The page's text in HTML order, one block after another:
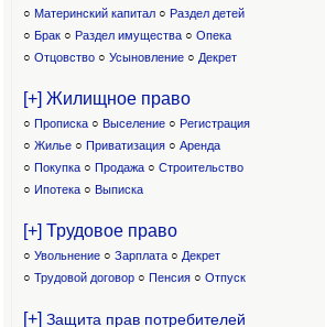
○ Материнский капитал○ Раздел детей
○ Брак ○ Раздел имущества ○ Опека
○ Отцовство○ Усыновление ○ Декрет
[+] Жилищное право
○ Прописка ○ Выселение ○ Регистрация
○ Жилье ○ Приватизация ○ Аренда
○ Покупка ○ Продажа ○ Строительство
○ Ипотека ○ Выписка
[+] Трудовое право
○ Увольнение ○ Зарплата ○ Декрет
○ Трудовой договор ○ Пенсия ○ Отпуск
[+] Защита прав потребителей